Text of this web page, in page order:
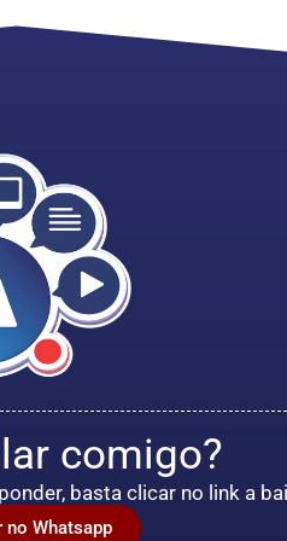
comigo?
basta clicar no link a
no Whatsapp